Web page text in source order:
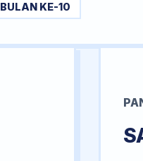
BULAN KE-10